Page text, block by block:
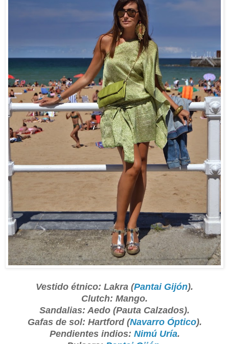
Vestido étnico: Lakra (Pantai Gijón).
Clutch: Mango.
Sandalias: Aedo (Pauta Calzados).
Gafas de sol: Hartford (Navarro Óptico).
Pendientes indios: Nimú Uría.